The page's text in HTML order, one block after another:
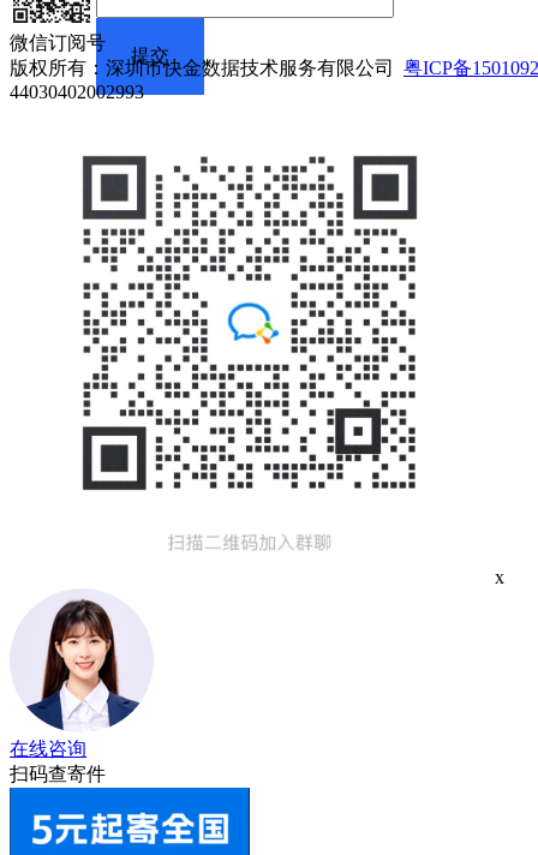
微信订阅号
版权所有：深圳市快金数据技术服务有限公司 粤ICP备
44030402002993
x
在线咨询
扫码查寄件